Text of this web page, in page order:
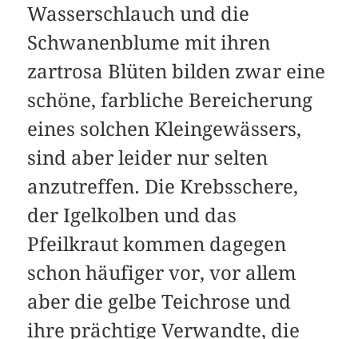
Wasserschlauch und die
Schwanenblume mit ihren
zartrosa Blüten bilden zwar eine
schöne, farbliche Bereicherung
eines solchen Kleingewässers,
sind aber leider nur selten
anzutreffen. Die Krebsschere,
der Igelkolben und das
Pfeilkraut kommen dagegen
schon häufiger vor, vor allem
aber die gelbe Teichrose und
ihre prächtige Verwandte, die